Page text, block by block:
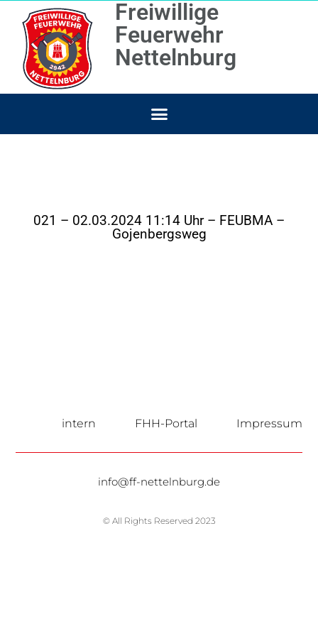
Freiwillige
Feuerwehr
Nettelnburg
021 – 02.03.2024 11:14 Uhr – FEUBMA –
Gojenbergsweg
intern FHH-Portal Impressum
info@ff-nettelnburg.de
© All Rights Reserved 2023